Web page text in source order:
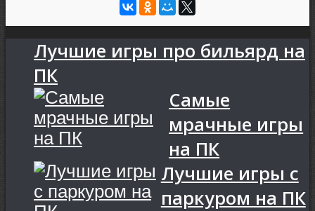
Лучшие игры про бильярд на
ПК
Самые
мрачные игры
на ПК
Лучшие игры с
паркуром на ПК